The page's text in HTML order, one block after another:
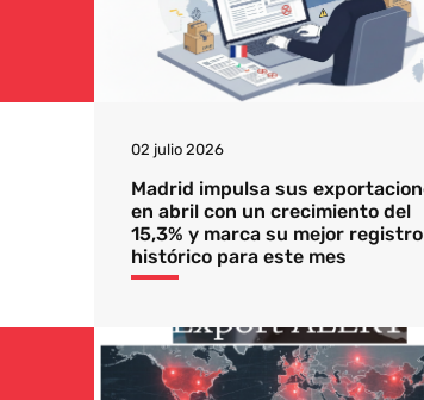
02 julio 2026
Madrid impulsa sus
en abril con un crecimiento del
15,3% y marca su mejor registro
histórico para este mes